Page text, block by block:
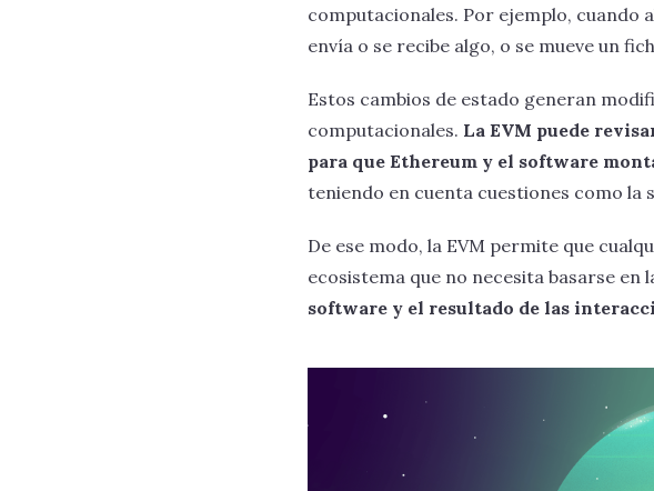
computacionales. Por ejemplo, cuando
envía o se recibe algo, o se mueve un
Estos cambios de estado generan
computacionales. La EVM puede
para que Ethereum y el software
teniendo en cuenta cuestiones como la
De ese modo, la EVM permite que
ecosistema que no necesita basarse
software y el resultado de las